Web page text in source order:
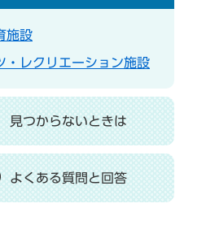
施設
・レクリエーション施設
見つからないときは
よくある質問と回答